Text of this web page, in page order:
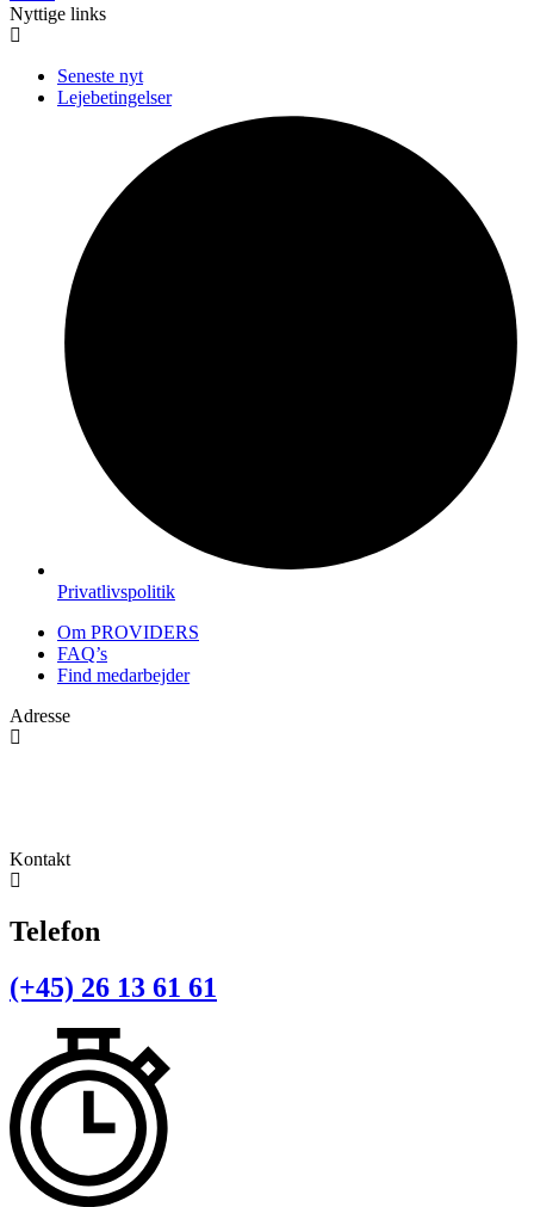
Nyttige links
Seneste nyt
Lejebetingelser
Privatlivspolitik
Om PROVIDERS
FAQ’s
Find medarbejder
Adresse
Kontakt
Telefon
(+45) 26 13 61 61